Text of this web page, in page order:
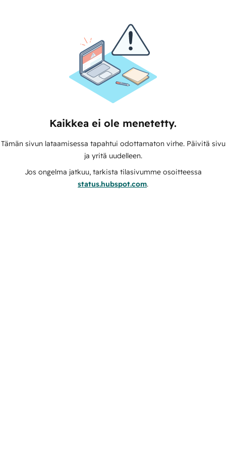
Kaikkea ei ole menetetty.
Tämän sivun lataamisessa tapahtui odottamaton virhe. Päivitä sivu
ja yritä uudelleen.
Jos ongelma jatkuu, tarkista tilasivumme osoitteessa
status.hubspot.com.